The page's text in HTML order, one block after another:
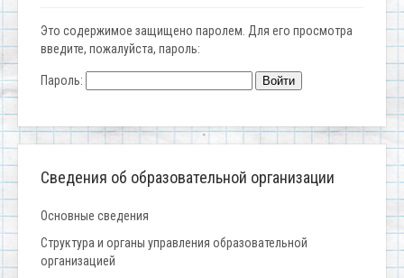
Это содержимое защищено паролем. Для его просмотра
введите, пожалуйста, пароль:
Пароль:
Сведения об образовательной организации
Основные сведения
Структура и органы управления образовательной
организацией